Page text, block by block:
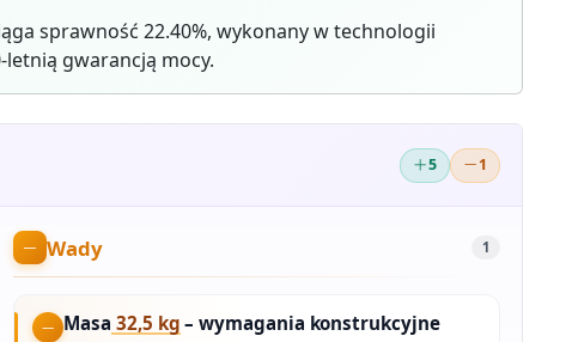
sprawność 22.40%, wykonany w technologii
letnią gwarancją mocy.
5 1
Wady 1
Masa 32,5 kg – wymagania konstrukcyjne